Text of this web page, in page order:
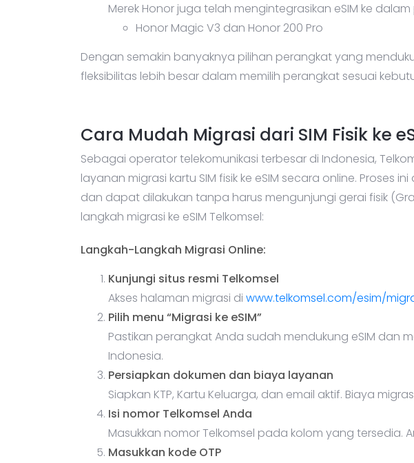
Merek Honor juga telah mengintegrasikan eSIM ke
Honor Magic V3 dan Honor 200 Pro
Dengan semakin banyaknya pilihan perangkat yang
fleksibilitas lebih besar dalam memilih perangkat sesuai
Cara Mudah Migrasi dari SIM Fisik ke
Sebagai operator telekomunikasi terbesar di Indonesia,
layanan migrasi kartu SIM fisik ke eSIM secara online. Proses
dan dapat dilakukan tanpa harus mengunjungi gerai fisik
langkah migrasi ke eSIM Telkomsel:
Langkah-Langkah Migrasi Online:
Kunjungi situs resmi Telkomsel
Akses halaman migrasi di www.telkomsel.com/esim/
Pilih menu “Migrasi ke eSIM”
Pastikan perangkat Anda sudah mendukung eSIM dan
Indonesia.
Persiapkan dokumen dan biaya layanan
Siapkan KTP, Kartu Keluarga, dan email aktif. Biaya
Isi nomor Telkomsel Anda
Masukkan nomor Telkomsel pada kolom yang tersedia.
Masukkan kode OTP